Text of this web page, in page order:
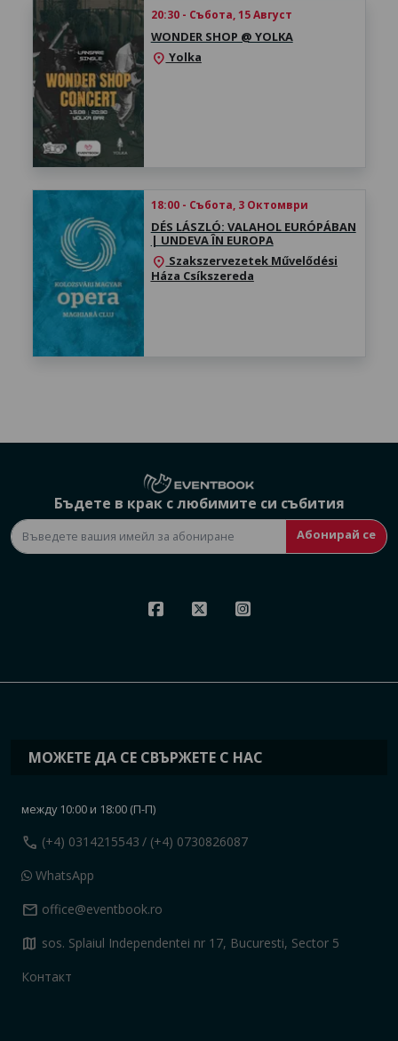
20:30 - Събота, 15 Август
WONDER SHOP @ YOLKA
location_onYolka
18:00 - Събота, 3 Октомври
DÉS LÁSZLÓ: VALAHOL EURÓPÁBAN
| UNDEVA ÎN EUROPA
location_on Szakszervezetek Művelődési
Háza Csíkszereda
Бъдете в крак с любимите си събития
Абонирай се
МОЖЕТЕ ДА СЕ СВЪРЖЕТЕ С НАС
между 10:00 и 18:00 (П-П)
call (+4) 0314215543 / (+4) 0730826087
WhatsApp
mail office@eventbook.ro
map sos. Splaiul Independentei nr 17, Bucuresti, Sector 5
Контакт